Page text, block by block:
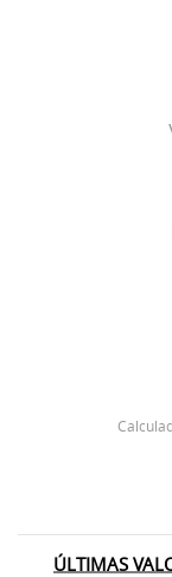
ÚLTIMAS